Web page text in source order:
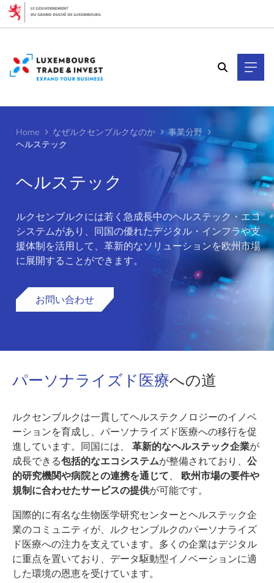
Home なぜルクセンブルクなのか
事業分野
ヘルステック
ヘルステック
ルクセンブルクには若く急成長中のヘルステック・エコ
システムがあり、同国の優れたデジタル・インフラや支
援体制を活用して、革新的なソリューションを欧州市場
に展開することができます。
お問い合わせ
パーソナライズド医療への道
ルクセンブルクは一貫してヘルステクノロジーのイノベ
ーションを育成し、パーソナライズド医療への移行を促
進しています。同国には、 革新的なヘルステック企業が
成長できる包括的なエコシステムが整備されており、 公
的研究機関や病院との連携を通じて、 欧州市場の要件や
規制に合わせたサービスの提供が可能です。
国際的に有名な生物医学研究センターとヘルステック企
業のコミュニティが、ルクセンブルクのパーソナライズ
ド医療への注力を支えています。多くの企業はデジタル
に重点を置いており、データ駆動型イノベーションに適
した環境の恩恵を受けています。
Cookies management panel